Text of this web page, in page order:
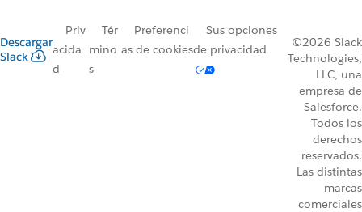
Descargar
Slack
Priv
acida
d
Tér
mino
s
Preferenci
as de cookies
Sus opciones
de privacidad
©2026 Slack
Technologies,
LLC, una
empresa de
Salesforce.
Todos los
derechos
reservados.
Las distintas
marcas
comerciales